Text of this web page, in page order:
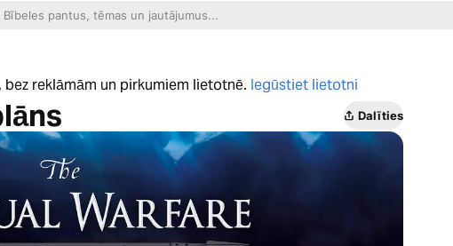
reklāmām un pirkumiem lietotnē. Iegūstiet lietotni
Dalīties